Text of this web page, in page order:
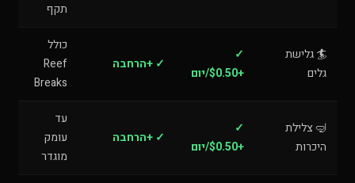
תקף
🏄 גלישת
גלים
✓
+$0.50/יום
✓ +הרחבה
כולל
Reef
Breaks
🤿 צלילת
היכרות
✓
+$0.50/יום
✓ +הרחבה
עד
עומק
מוגדר